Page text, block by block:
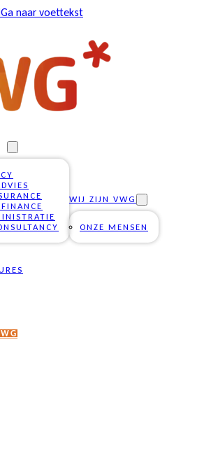
Ga naar voettekst
WIJ ZIJN VWG
ONZE MENSEN